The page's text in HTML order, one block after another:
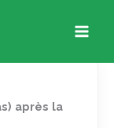
après la